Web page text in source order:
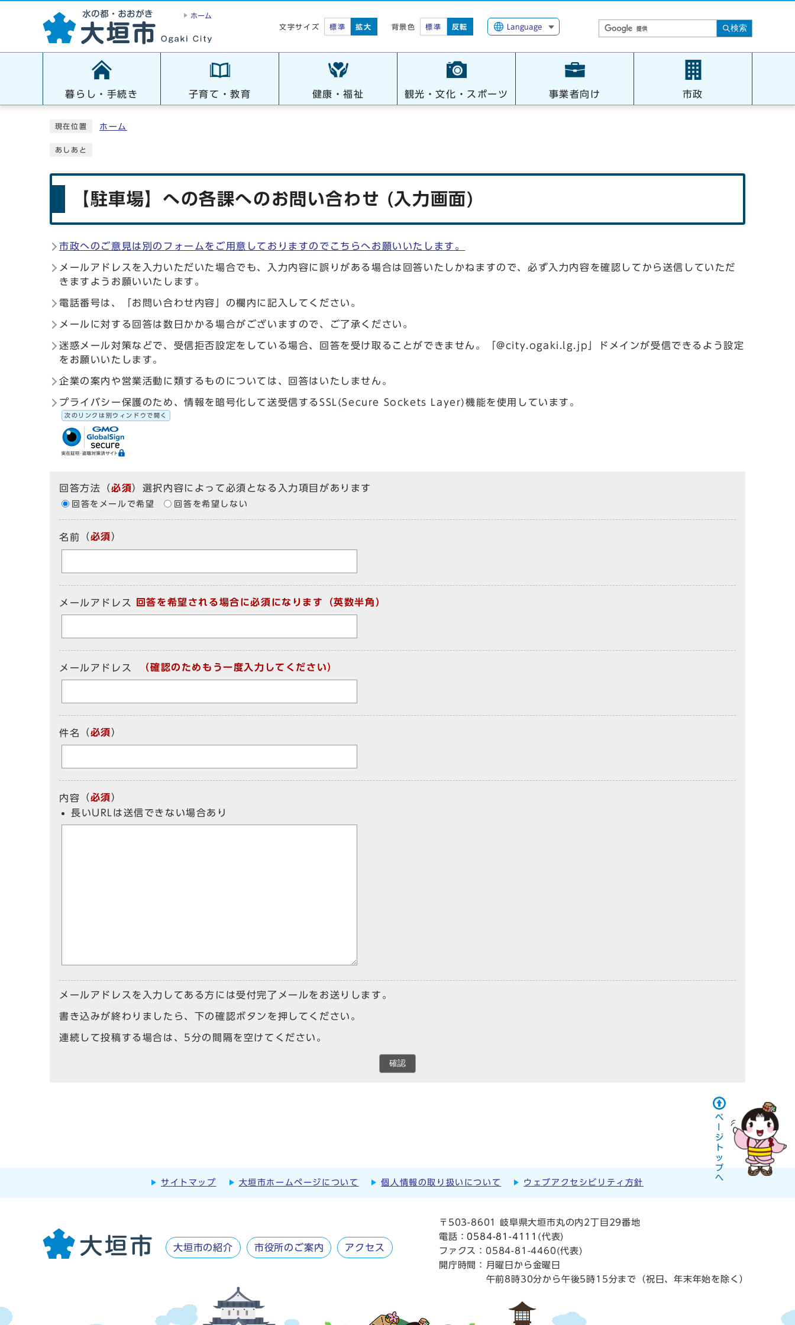
ホーム
文字サイズ
標準 拡大 背景色 標準 反転 Language 検索
暮らし・手続き 子育て・教育 健康・福祉 観光・文化・スポーツ 事業者向け 市政
現在位置 ホーム
あしあと
【駐車場】への各課へのお問い合わせ (入力画面)
市政へのご意見は別のフォームをご用意しておりますのでこちらへお願いいたします。
メールアドレスを入力いただいた場合でも、入力内容に誤りがある場合は回答いたしかねますので、必ず入力内容を確認してから送信していただ
きますようお願いいたします。
電話番号は、「お問い合わせ内容」の欄内に記入してください。
メールに対する回答は数日かかる場合がございますので、ご了承ください。
迷惑メール対策などで、受信拒否設定をしている場合、回答を受け取ることができません。「@city.ogaki.lg.jp」ドメインが受信できるよう設定
をお願いいたします。
企業の案内や営業活動に類するものについては、回答はいたしません。
プライバシー保護のため、情報を暗号化して送受信するSSL(Secure Sockets Layer)機能を使用しています。
次のリンクは別ウィンドウで開く
回答方法 （必須）選択内容によって必須となる入力項目があります
回答をメールで希望 回答を希望しない
名前 （必須）
メールアドレス 回答を希望される場合に必須になります（英数半角）
メールアドレス （確認のためもう一度入力してください）
件名 （必須）
内容 （必須）
長いURLは送信できない場合あり
メールアドレスを入力してある方には受付完了メールをお送りします。
書き込みが終わりましたら、下の確認ボタンを押してください。
連続して投稿する場合は、5分の間隔を空けてください。
確認
サイトマップ 大垣市ホームページについて 個人情報の取り扱いについて ウェブアクセシビリティ方針
大垣市の紹介 市役所のご案内 アクセス
〒503-8601 岐阜県大垣市丸の内2丁目29番地
電話：0584-81-4111 (代表)
ファクス：0584-81-4460(代表)
開庁時間：
月曜日から金曜日
午前8時30分から午後5時15分まで（祝日、年末年始を除く）